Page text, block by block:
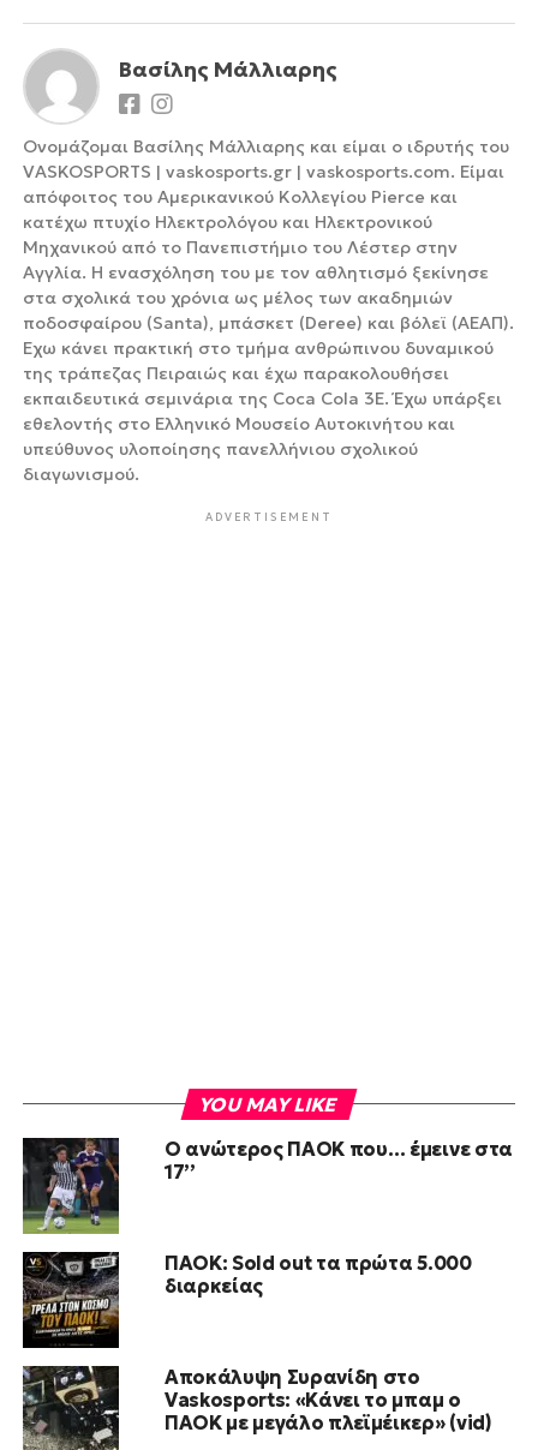
Βασίλης Μάλλιαρης
Ονομάζομαι Βασίλης Μάλλιαρης και είμαι ο ιδρυτής του
VASKOSPORTS | vaskosports.gr | vaskosports.com. Είμαι
απόφοιτος του Αμερικανικού Κολλεγίου Pierce και
κατέχω πτυχίο Ηλεκτρολόγου και Ηλεκτρονικού
Μηχανικού από το Πανεπιστήμιο του Λέστερ στην
Αγγλία. Η ενασχόληση του με τον αθλητισμό ξεκίνησε
στα σχολικά του χρόνια ως μέλος των ακαδημιών
ποδοσφαίρου (Santa), μπάσκετ (Deree) και βόλεϊ (ΑΕΑΠ).
Έχω κάνει πρακτική στο τμήμα ανθρώπινου δυναμικού
της τράπεζας Πειραιώς και έχω παρακολουθήσει
εκπαιδευτικά σεμινάρια της Coca Cola 3Ε. Έχω υπάρξει
εθελοντής στο Ελληνικό Μουσείο Αυτοκινήτου και
υπεύθυνος υλοποίησης πανελλήνιου σχολικού
διαγωνισμού.
ADVERTISEMENT
YOU MAY LIKE
Ο ανώτερος ΠΑΟΚ που… έμεινε στα
17’’
ΠΑΟΚ: Sold out τα πρώτα 5.000
διαρκείας
Αποκάλυψη Συρανίδη στο
Vaskosports: «Κάνει το μπαμ ο
ΠΑΟΚ με μεγάλο πλεϊμέικερ» (vid)